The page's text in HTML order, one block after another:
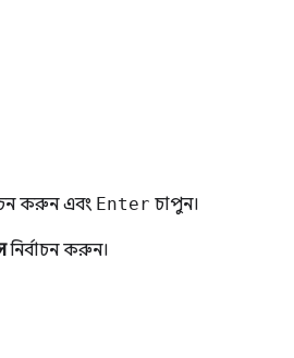
করুন এবং Enter চাপুন।
নির্বাচন করুন।